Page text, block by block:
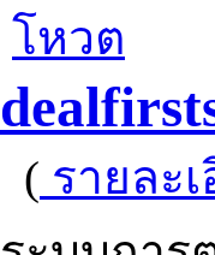
โหวต
( รายละ